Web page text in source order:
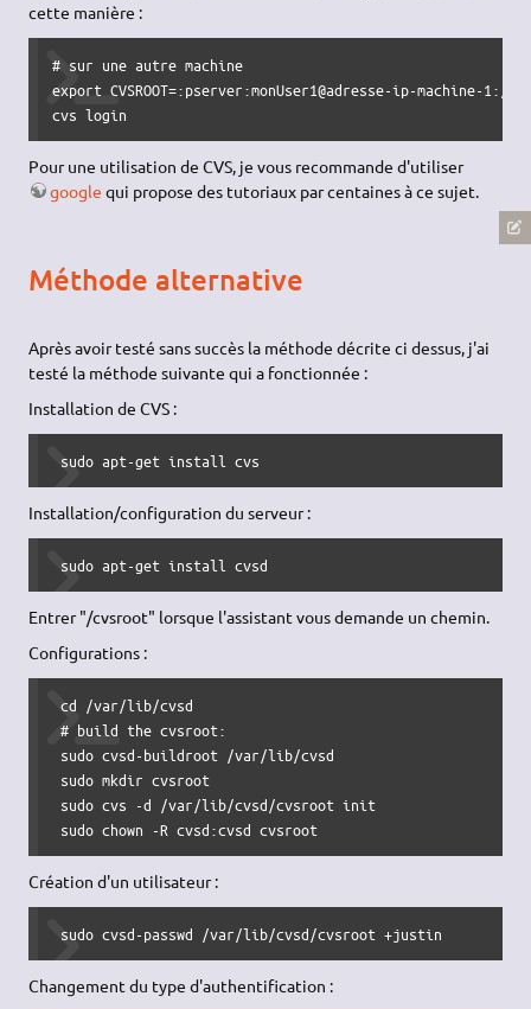
cette manière :
# sur une autre machine
export CVSROOT=:pserver:monUser1@adresse-ip-machine-1:/
cvs login
Pour une utilisation de CVS, je vous recommande d'utiliser
google qui propose des tutoriaux par centaines à ce sujet.
Méthode alternative
Après avoir testé sans succès la méthode décrite ci dessus, j'ai
testé la méthode suivante qui a fonctionnée :
Installation de CVS :
sudo apt-get install cvs
Installation/configuration du serveur :
sudo apt-get install cvsd
Entrer "/cvsroot" lorsque l'assistant vous demande un chemin.
Configurations :
cd /var/lib/cvsd
# build the cvsroot:
sudo cvsd-buildroot /var/lib/cvsd
sudo mkdir cvsroot
sudo cvs -d /var/lib/cvsd/cvsroot init
sudo chown -R cvsd:cvsd cvsroot
Création d'un utilisateur :
sudo cvsd-passwd /var/lib/cvsd/cvsroot +justin
Changement du type d'authentification :